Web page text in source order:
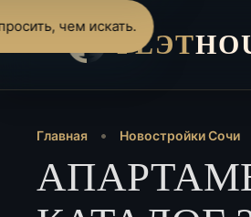
FLЭT
Главная Новостройки Сочи
чем искать.